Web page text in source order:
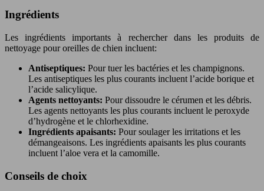
Ingrédients
Les ingrédients importants à rechercher dans les produits de
nettoyage pour oreilles de chien incluent:
Antiseptiques: Pour tuer les bactéries et les champignons.
Les antiseptiques les plus courants incluent l’acide borique et
l’acide salicylique.
Agents nettoyants: Pour dissoudre le cérumen et les débris.
Les agents nettoyants les plus courants incluent le peroxyde
d’hydrogène et le chlorhexidine.
Ingrédients apaisants: Pour soulager les irritations et les
démangeaisons. Les ingrédients apaisants les plus courants
incluent l’aloe vera et la camomille.
Conseils de choix